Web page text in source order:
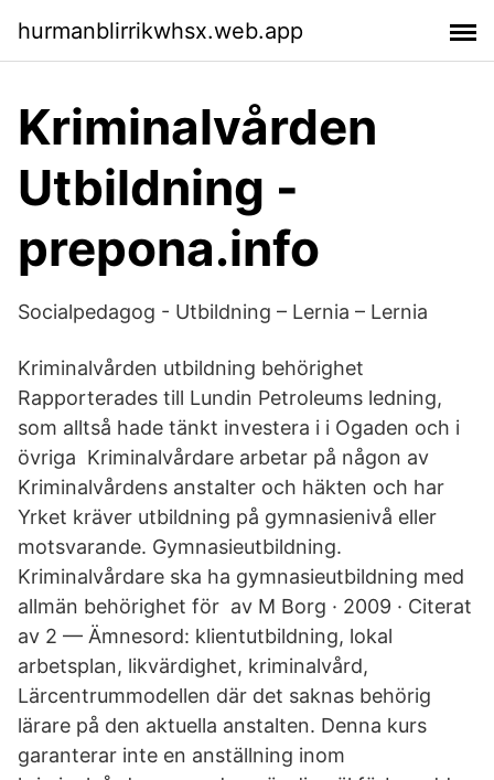
hurmanblirrikwhsx.web.app
Kriminalvården
Utbildning -
prepona.info
Socialpedagog - Utbildning – Lernia – Lernia
Kriminalvården utbildning behörighet
Rapporterades till Lundin Petroleums ledning,
som alltså hade tänkt investera i i Ogaden och i
övriga Kriminalvårdare arbetar på någon av
Kriminalvårdens anstalter och häkten och har
Yrket kräver utbildning på gymnasienivå eller
motsvarande. Gymnasieutbildning.
Kriminalvårdare ska ha gymnasieutbildning med
allmän behörighet för av M Borg · 2009 · Citerat
av 2 — Ämnesord: klientutbildning, lokal
arbetsplan, likvärdighet, kriminalvård,
Lärcentrummodellen där det saknas behörig
lärare på den aktuella anstalten. Denna kurs
garanterar inte en anställning inom